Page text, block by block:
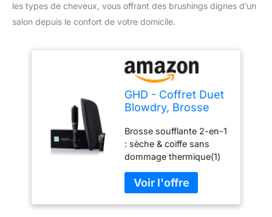
les types de cheveux, vous offrant des brushings dignes d’un
salon depuis le confort de votre domicile.
GHD - Coffret Duet
Blowdry, Brosse
Professionnelle 2-
en-1 (Noir), Crème
Volume Brushing &
Pochette incluses.
Sèche & Coiffe
sans dommage
thermique.
Brosse soufflante 2-en-1
: sèche & coiffe sans
dommage thermique(1)
volume(2), sans
frisottis(3) et 50% de
brillance en plus(4).